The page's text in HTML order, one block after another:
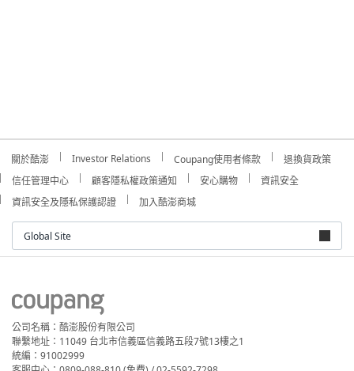
關於酷澎 Investor Relations Coupang使用者條款
退換貨政策
信任管理中心
顧客隱私權政策通知 安心購物
資訊安全
資訊安全及隱私保護認證
加入酷澎商城
Global Site
公司名稱：酷澎股份有限公司
聯繫地址：11049 台北市信義區信義路五段7號13樓之1
統編：91002999